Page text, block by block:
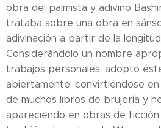
obra del palmista y adivino
trataba sobre una obra en
adivinación a partir de la
Considerándolo un nombre
trabajos personales, adoptó
abiertamente, convirtiéndose
de muchos libros de brujería y
apareciendo en obras de